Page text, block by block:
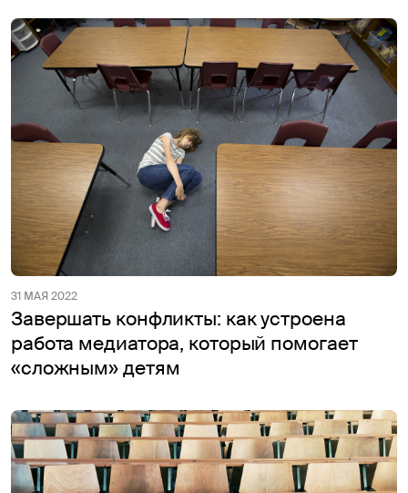
31 МАЯ 2022
Завершать конфликты: как устроена
работа медиатора, который помогает
«сложным» детям